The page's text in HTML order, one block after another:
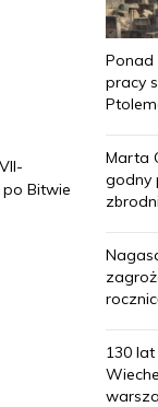
Bitwie
Ponad
pracy
Marta
godny
130